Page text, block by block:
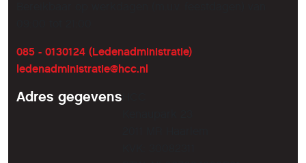
085 - 0130124 (Ledenadministratie)
ledenadministratie@hcc.nl
Adres gegevens